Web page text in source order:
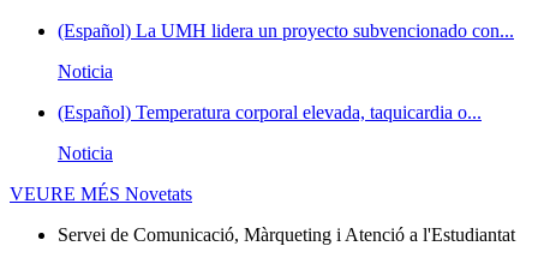
(Español) La UMH lidera un proyecto subvencionado con...
Noticia
(Español) Temperatura corporal elevada, taquicardia o...
Noticia
VEURE MÉS Novetats
Servei de Comunicació, Màrqueting i Atenció a l'Estudiantat